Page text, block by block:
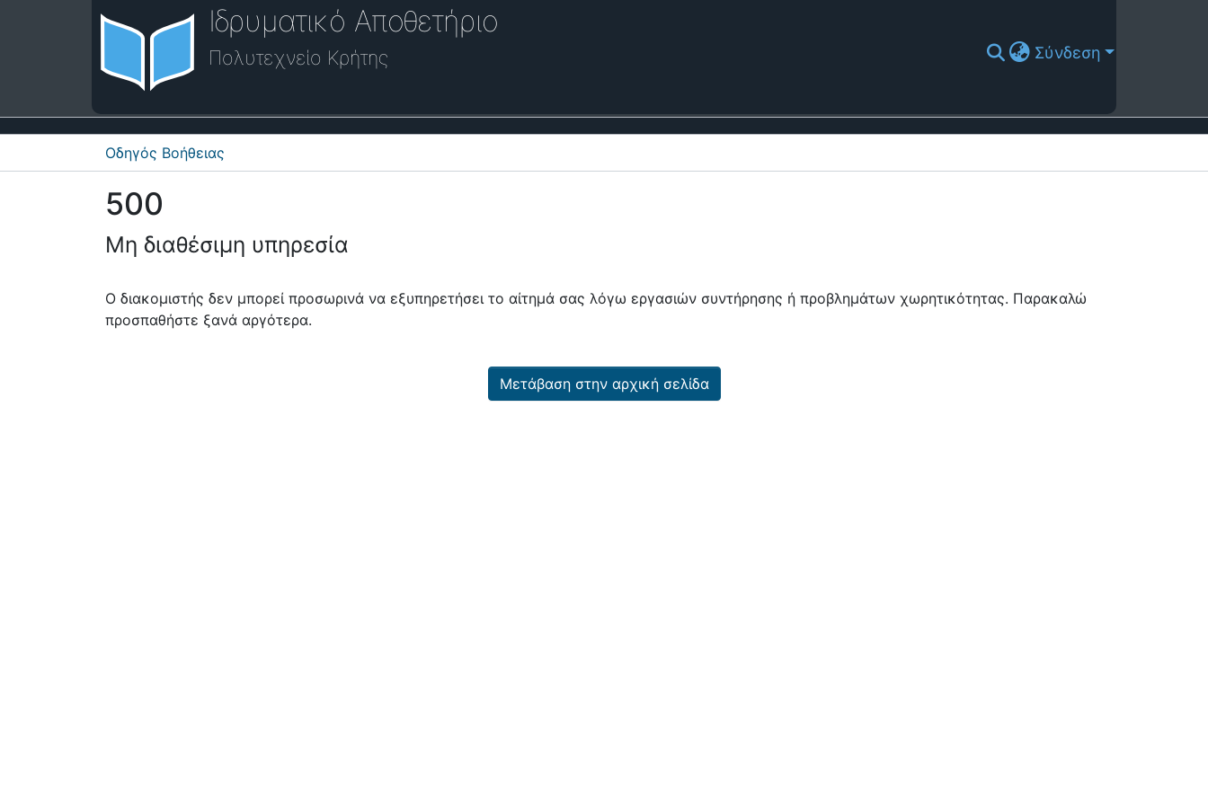
Ιδρυματικό Αποθετήριο
Πολυτεχνείο Κρήτης Σύνδεση
Οδηγός Βοήθειας
500
Μη διαθέσιμη υπηρεσία
Ο διακομιστής δεν μπορεί προσωρινά να εξυπηρετήσει το αίτημά σας λόγω εργασιών συντήρησης ή προβλημάτων χωρητικότητας. Παρακαλώ
προσπαθήστε ξανά αργότερα.
Μετάβαση στην αρχική σελίδα